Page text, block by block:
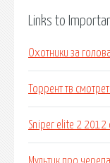
Links to
Охотники за
Торрент тв
Sniper elite 2 2012